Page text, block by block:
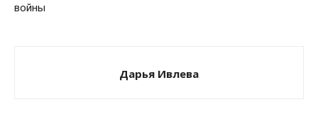
войны
Дарья Ивлева